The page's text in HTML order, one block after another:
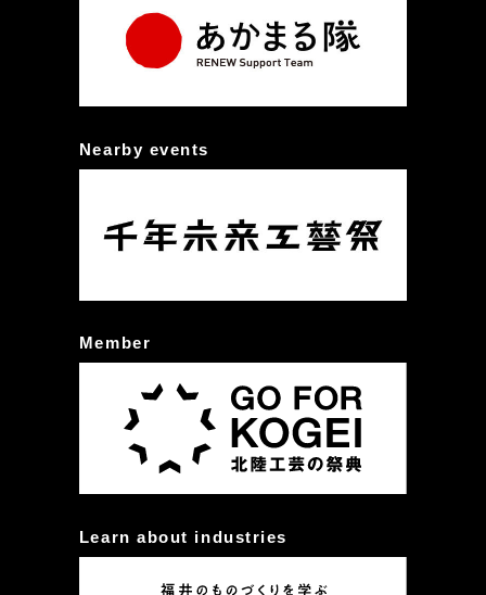
Nearby events
Member
Learn about industries